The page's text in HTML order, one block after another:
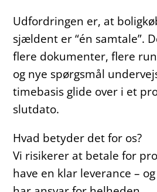
Udfordringen er, at
sjældent er “én samtale”.
flere dokumenter, flere
og nye spørgsmål
timebasis glide over i et
slutdato.
Hvad betyder det for os?
Vi risikerer at betale for
have en klar leverance –